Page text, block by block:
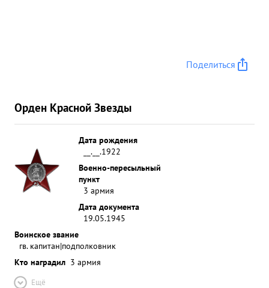
Поделиться
Орден Красной Звезды
Дата рождения
__.__.1922
Военно-пересыльный
пункт
3 армия
Дата документа
19.05.1945
Воинское звание
гв. капитан|подполковник
Кто наградил 3 армия
Ещё